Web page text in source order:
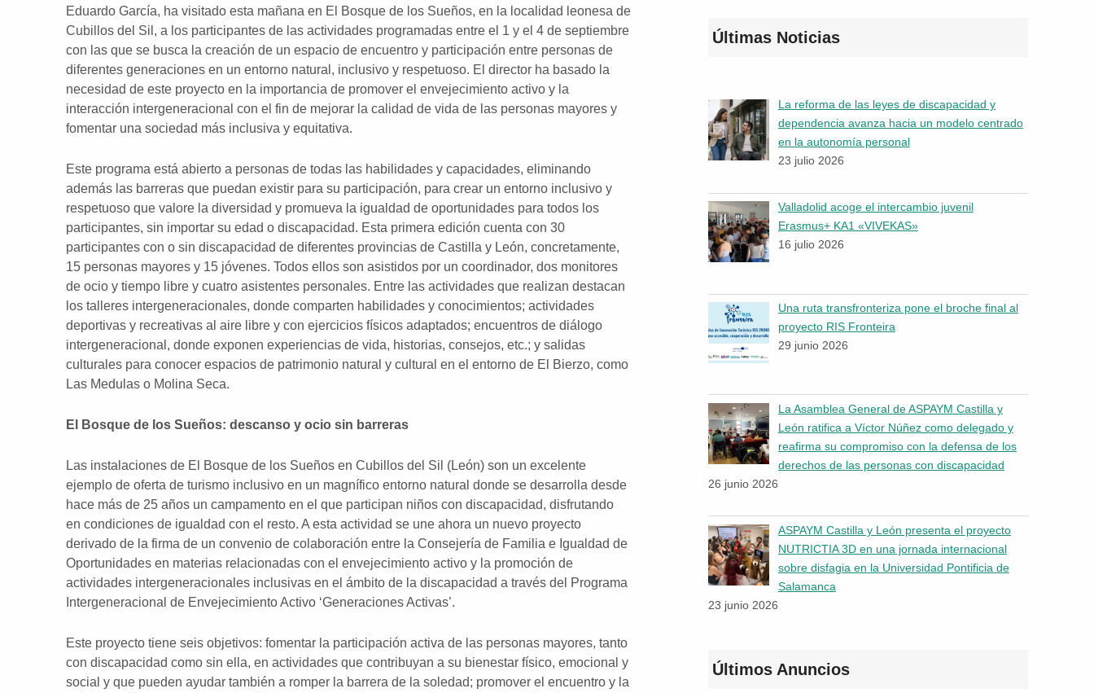
Eduardo García, ha visitado esta mañana en El Bosque de los Sueños, en la localidad leonesa de
Cubillos del Sil, a los participantes de las actividades programadas entre el 1 y el 4 de septiembre
con las que se busca la creación de un espacio de encuentro y participación entre personas de
diferentes generaciones en un entorno natural, inclusivo y respetuoso. El director ha basado la
necesidad de este proyecto en la importancia de promover el envejecimiento activo y la
interacción intergeneracional con el fin de mejorar la calidad de vida de las personas mayores y
fomentar una sociedad más inclusiva y equitativa.
Este programa está abierto a personas de todas las habilidades y capacidades, eliminando
además las barreras que puedan existir para su participación, para crear un entorno inclusivo y
respetuoso que valore la diversidad y promueva la igualdad de oportunidades para todos los
participantes, sin importar su edad o discapacidad. Esta primera edición cuenta con 30
participantes con o sin discapacidad de diferentes provincias de Castilla y León, concretamente,
15 personas mayores y 15 jóvenes. Todos ellos son asistidos por un coordinador, dos monitores
de ocio y tiempo libre y cuatro asistentes personales. Entre las actividades que realizan destacan
los talleres intergeneracionales, donde comparten habilidades y conocimientos; actividades
deportivas y recreativas al aire libre y con ejercicios físicos adaptados; encuentros de diálogo
intergeneracional, donde exponen experiencias de vida, historias, consejos, etc.; y salidas
culturales para conocer espacios de patrimonio natural y cultural en el entorno de El Bierzo, como
Las Medulas o Molina Seca.
El Bosque de los Sueños: descanso y ocio sin barreras
Las instalaciones de El Bosque de los Sueños en Cubillos del Sil (León) son un excelente
ejemplo de oferta de turismo inclusivo en un magnífico entorno natural donde se desarrolla desde
hace más de 25 años un campamento en el que participan niños con discapacidad, disfrutando
en condiciones de igualdad con el resto. A esta actividad se une ahora un nuevo proyecto
derivado de la firma de un convenio de colaboración entre la Consejería de Familia e Igualdad de
Oportunidades en materias relacionadas con el envejecimiento activo y la promoción de
actividades intergeneracionales inclusivas en el ámbito de la discapacidad a través del Programa
Intergeneracional de Envejecimiento Activo ‘Generaciones Activas’.
Este proyecto tiene seis objetivos: fomentar la participación activa de las personas mayores, tanto
con discapacidad como sin ella, en actividades que contribuyan a su bienestar físico, emocional y
social y que pueden ayudar también a romper la barrera de la soledad; promover el encuentro y la
Últimas Noticias
La reforma de las leyes de discapacidad y
dependencia avanza hacia un modelo centrado
en la autonomía personal
23 julio 2026
Valladolid acoge el intercambio juvenil
Erasmus+ KA1 «VIVEKAS»
16 julio 2026
Una ruta transfronteriza pone el broche final al
proyecto RIS Fronteira
29 junio 2026
La Asamblea General de ASPAYM Castilla y
León ratifica a Víctor Núñez como delegado y
reafirma su compromiso con la defensa de los
derechos de las personas con discapacidad
26 junio 2026
ASPAYM Castilla y León presenta el proyecto
NUTRICTIA 3D en una jornada internacional
sobre disfagia en la Universidad Pontificia de
Salamanca
23 junio 2026
Últimos Anuncios